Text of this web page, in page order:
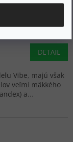
Skladom
DETAIL
Vibe, majú však
veľmi mäkkého
a...